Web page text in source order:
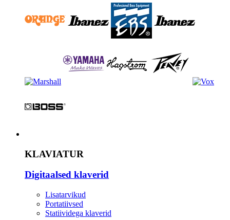
KLAVIATUR
Digitaalsed klaverid
Lisatarvikud
Portatiivsed
Statiividega klaverid